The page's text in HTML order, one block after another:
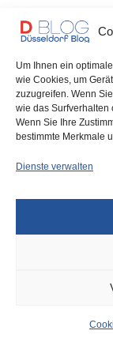
Um Ihnen ein
wie Cookies, um
zuzugreifen. Wenn
wie das Surfverhalten
Wenn Sie Ihre
bestimmte Merkmale
Dienste verwalten
Ein Klassiker beim
Fleischige, frische
0
IMPRESSUM